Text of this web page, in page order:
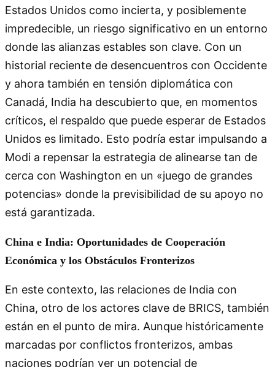
Estados Unidos como incierta, y posiblemente
impredecible, un riesgo significativo en un entorno
donde las alianzas estables son clave. Con un
historial reciente de desencuentros con Occidente
y ahora también en tensión diplomática con
Canadá, India ha descubierto que, en momentos
críticos, el respaldo que puede esperar de Estados
Unidos es limitado. Esto podría estar impulsando a
Modi a repensar la estrategia de alinearse tan de
cerca con Washington en un «juego de grandes
potencias» donde la previsibilidad de su apoyo no
está garantizada.
China e India: Oportunidades de Cooperación
Económica y los Obstáculos Fronterizos
En este contexto, las relaciones de India con
China, otro de los actores clave de BRICS, también
están en el punto de mira. Aunque históricamente
marcadas por conflictos fronterizos, ambas
naciones podrían ver un potencial de